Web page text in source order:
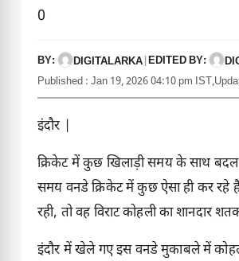
0
BY: DIGITALARKA EDITED BY:
Published : Jan 19, 2026 04:10 pm IST,
इंदौर |
क्रिकेट में कुछ खिलाड़ी समय के साथ
समय वनडे क्रिकेट में कुछ ऐसा ही कर रहे
रही, तो वह विराट कोहली का शानदार
इंदौर में खेले गए इस वनडे मुकाबले में